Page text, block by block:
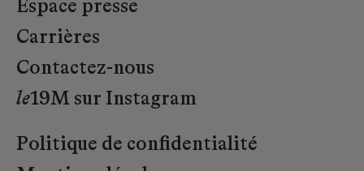
Espace presse
Carrières
Contactez-nous
le19M sur Instagram
Politique de confidentialité